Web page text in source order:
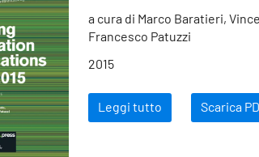
a cura di Marco Baratieri,
Francesco Patuzzi
2015
Leggi tutto Scarica